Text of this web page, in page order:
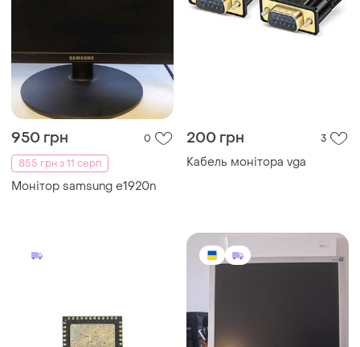
950 грн
0
855 грн з 11 серп
Монітор samsung e1920n
200 грн 3
Кабель монітора vga